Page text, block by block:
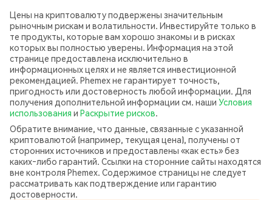
Цены на криптовалюту подвержены значительным
рыночным рискам и волатильности. Инвестируйте только в
те продукты, которые вам хорошо знакомы и в рисках
которых вы полностью уверены. Информация на этой
странице предоставлена исключительно в
информационных целях и не является инвестиционной
рекомендацией. Phemex не гарантирует точность,
пригодность или достоверность любой информации. Для
получения дополнительной информации см. наши Условия
использования и Раскрытие рисков.
Обратите внимание, что данные, связанные с указанной
криптовалютой (например, текущая цена), получены от
сторонних источников и предоставлены «как есть» без
каких‑либо гарантий. Ссылки на сторонние сайты находятся
вне контроля Phemex. Содержимое страницы не следует
рассматривать как подтверждение или гарантию
достоверности.